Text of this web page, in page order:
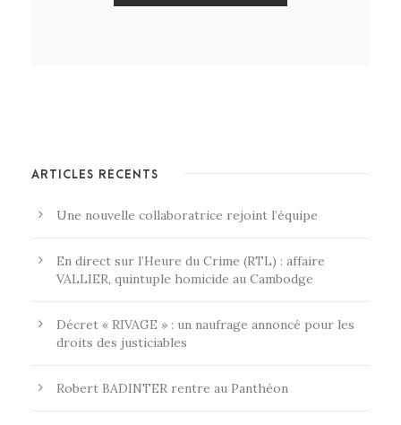
ARTICLES RÉCENTS
Une nouvelle collaboratrice rejoint l’équipe
En direct sur l’Heure du Crime (RTL) : affaire
VALLIER, quintuple homicide au Cambodge
Décret « RIVAGE » : un naufrage annoncé pour les
droits des justiciables
Robert BADINTER rentre au Panthéon